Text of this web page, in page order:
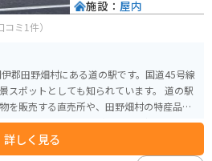
コミ1件）
郡田野畑村にある道の駅です。国道45号線
ットとしても知られています。 道の駅
を販売する直売所や、田野畑村の特産品で
リームやジェラートが味わえる軽食コーナ
では、地元産の食材をふんだんに使った料
詳しく見る
施設： 屋内